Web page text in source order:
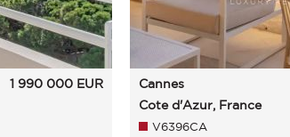
1 990 000 EUR
Cannes
Cote d'Azur, France
V6396CA